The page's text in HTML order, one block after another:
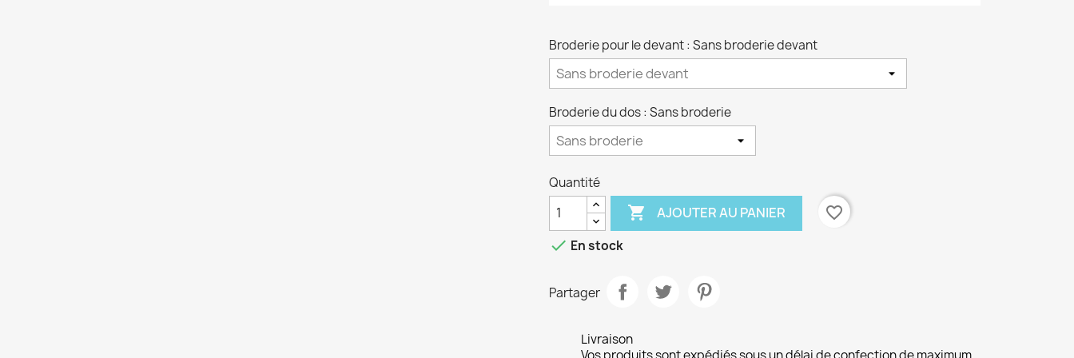
Broderie pour le devant : Sans broderie devant
Broderie du dos : Sans broderie
Quantité
 AJOUTER AU PANIER
favorite_border
 En stock
Partager
Livraison